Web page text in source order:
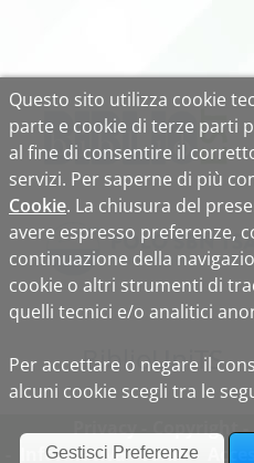
BiblioUniTS
Privacy Copyright
Informativa cookie
Questo sito utilizza cookie
parte e cookie di terze parti
al fine di consentire il
servizi. Per saperne di più
Cookie. La chiusura del
avere espresso preferenze,
continuazione della
cookie o altri strumenti di
quelli tecnici e/o analitici
Per accettare o negare il
alcuni cookie scegli tra le